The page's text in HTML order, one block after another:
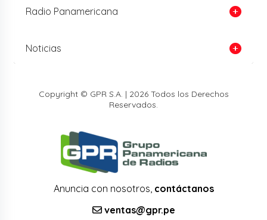
Radio Panamericana
Noticias
Copyright © GPR S.A. | 2026 Todos los Derechos
Reservados.
Anuncia con nosotros, contáctanos
ventas@gpr.pe